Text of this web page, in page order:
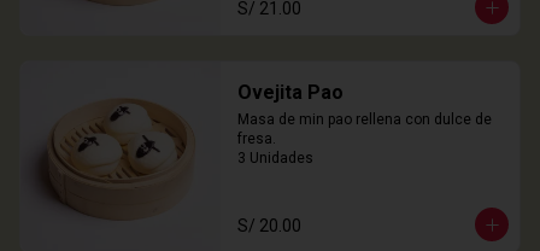
S/ 21.00
Ovejita Pao
Masa de min pao rellena con dulce de
fresa.
3 Unidades
S/ 20.00